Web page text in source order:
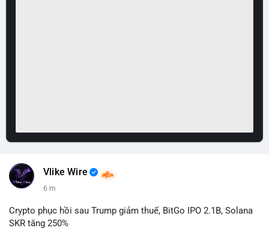
Vlike Wire
6 m
Crypto phục hồi sau Trump giảm thuế, BitGo IPO 2.1B, Solana
SKR tăng 250%